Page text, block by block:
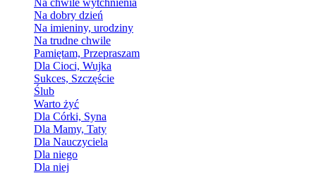
Na chwile wytchnienia
Na dobry dzień
Na imieniny, urodziny
Na trudne chwile
Pamiętam, Przepraszam
Dla Cioci, Wujka
Sukces, Szczęście
Ślub
Warto żyć
Dla Córki, Syna
Dla Mamy, Taty
Dla Nauczyciela
Dla niego
Dla niej